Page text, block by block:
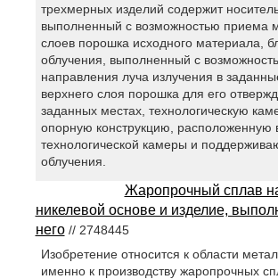
трехмерных изделий содержит
выполненный с возможностью приема
слоев порошка исходного материала,
облучения, выполненный с
направления луча излучения в
верхнего слоя порошка для его
заданных местах, технологическую
опорную конструкцию, расположенную
технологической камеры и
облучения.
Жаропрочный сплав
никелевой основе и изделие,
него// 2748445
Изобретение относится к области
именно к производству жаропрочных